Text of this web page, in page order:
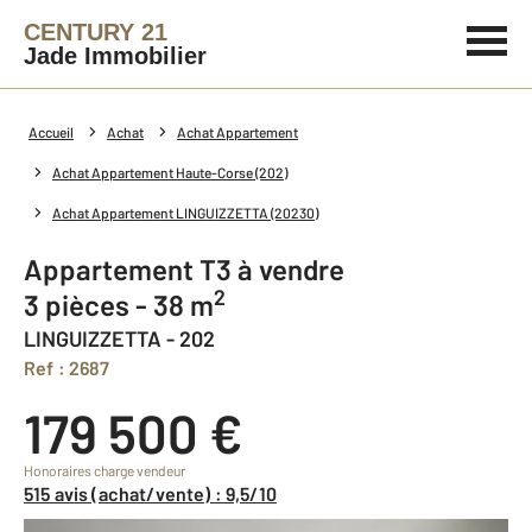
CENTURY 21
Jade Immobilier
Accueil Achat Achat Appartement
Achat Appartement Haute-Corse (202)
Achat Appartement LINGUIZZETTA (20230)
Appartement T3 à vendre
3 pièces - 38 m2
LINGUIZZETTA - 202
Ref : 2687
179 500 €
Honoraires charge vendeur
515 avis (achat/vente) : 9,5/10